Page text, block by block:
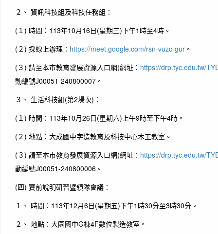
２、 資訊科技組及科技任務組：
(１) 時間：113年10月16日(星期三)下午1時至4時。
(２) 採線上辦理： https://meet.google.com/rsn-vuzc-gur 。
(３) 請至本市教育發展資源入口網(網址： https://drp.tyc.edu.tw/
動編號J00051-240800007。
３、 生活科技組(第2場次)：
(１) 時間：113年10月26日(星期六)上午9時至下午4時。
(２) 地點：大成國中字造教育及科技中心木工教室。
(３) 請至本市教育發展資源入口網(網址： https://drp.tyc.edu.tw/
動編號J00051-240800006。
(四) 賽前說明研習暨領隊會議：
１、 時間：113年12月6日(星期五)下午1時30分至3時30分。
２、 地點：大園國中G棟4F數位製造教室。